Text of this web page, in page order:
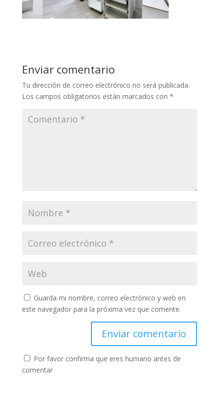
Enviar comentario
Tu dirección de correo electrónico no será publicada.
Los campos obligatorios están marcados con *
Guarda mi nombre, correo electrónico y web en
este navegador para la próxima vez que comente.
Por favor confirma que eres humano antes de
comentar